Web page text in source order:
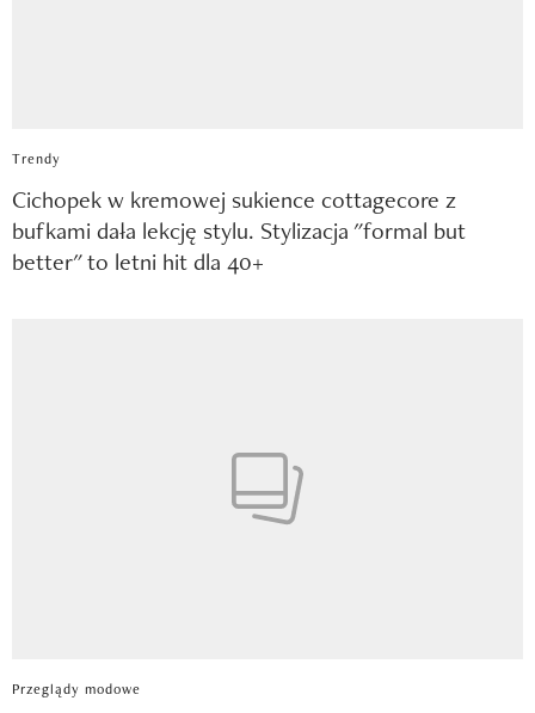
Trendy
Cichopek w kremowej sukience cottagecore z
bufkami dała lekcję stylu. Stylizacja "formal but
better" to letni hit dla 40+
Przeglądy modowe